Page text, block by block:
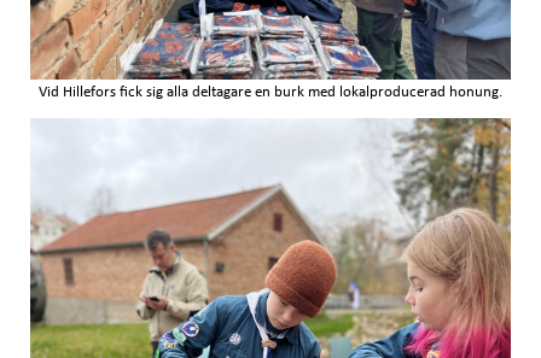
Vid Hillefors fick sig alla deltagare en burk med lokalproducerad honung.